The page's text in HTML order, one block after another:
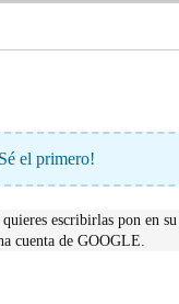
el primero!
escribirlas pon en
cuenta de GOOGLE.